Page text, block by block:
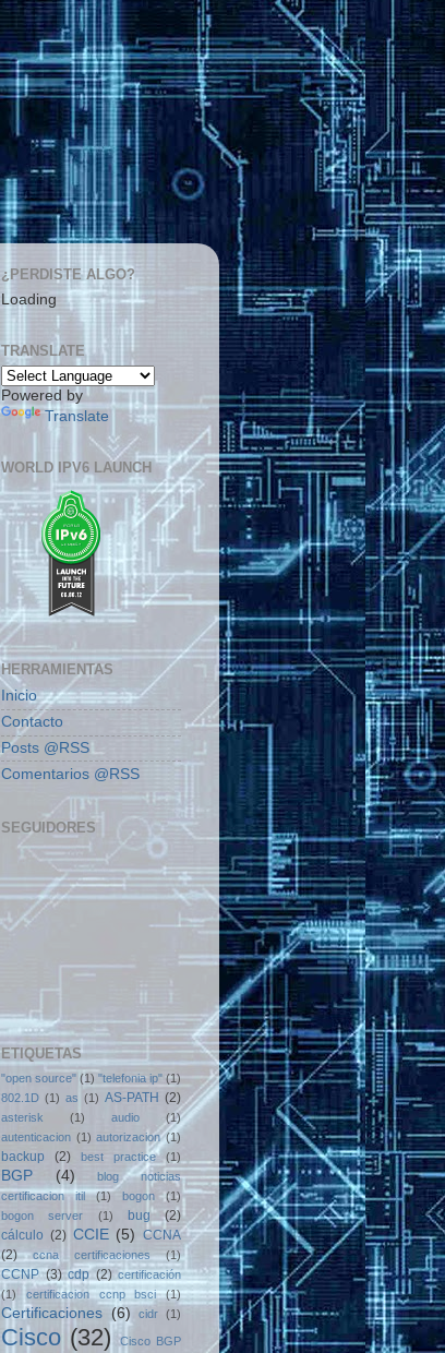
¿PERDISTE ALGO?
Loading
TRANSLATE
Powered by
Translate
WORLD IPV6 LAUNCH
HERRAMIENTAS
Inicio
Contacto
Posts @RSS
Comentarios @RSS
SEGUIDORES
ETIQUETAS
"open source" (1) "telefonia ip" (1)
802.1D (1) as (1) AS-PATH (2)
asterisk (1) audio
(1)
autenticacion (1) autorizacion (1)
backup (2) best practice (1)
BGP (4)
blog noticias
certificacion itil
(1) bogon
(1)
bogon server
(1) bug
(2)
cálculo (2) CCIE (5) CCNA
(2)
ccna certificaciones (1)
CCNP (3) cdp (2) certificación
(1)
certificacion ccnp bsci (1)
Certificaciones (6) cidr (1)
Cisco (32)
Cisco BGP